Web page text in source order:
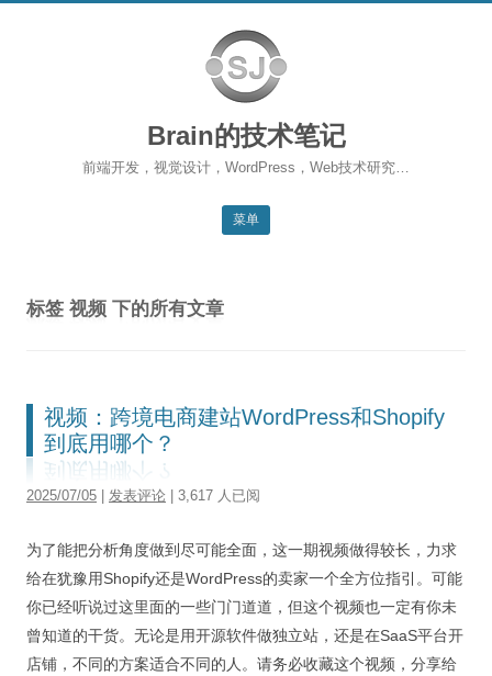
Brain的技术笔记
前端开发，视觉设计，WordPress，Web技术研究…
菜单
博客首页
前端开发
视觉/交互设计
杂项研究
作品集
关于本站
标签 视频 下的所有文章
视频：跨境电商建站WordPress和Shopify
到底用哪个？
2025/07/05 发表评论 | 3,617 人已阅
为了能把分析角度做到尽可能全面，这一期视频做得较长，力求
给在犹豫用Shopify还是WordPress的卖家一个全方位指引。可能
你已经听说过这里面的一些门门道道，但这个视频也一定有你未
曾知道的干货。无论是用开源软件做独立站，还是在SaaS平台开
店铺，不同的方案适合不同的人。请务必收藏这个视频，分享给